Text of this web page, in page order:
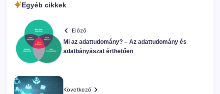
Egyéb cikkek
Előző
Mi az adattudomány? – Az adattudomány és
adatbányászat érthetően
Következő